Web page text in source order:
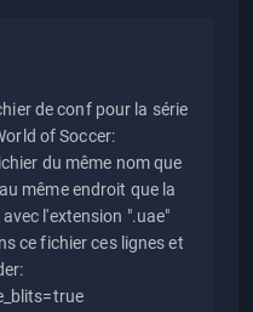
de conf pour la série
of Soccer:
du même nom que
même endroit que la
l'extension ".uae"
ce fichier ces lignes et